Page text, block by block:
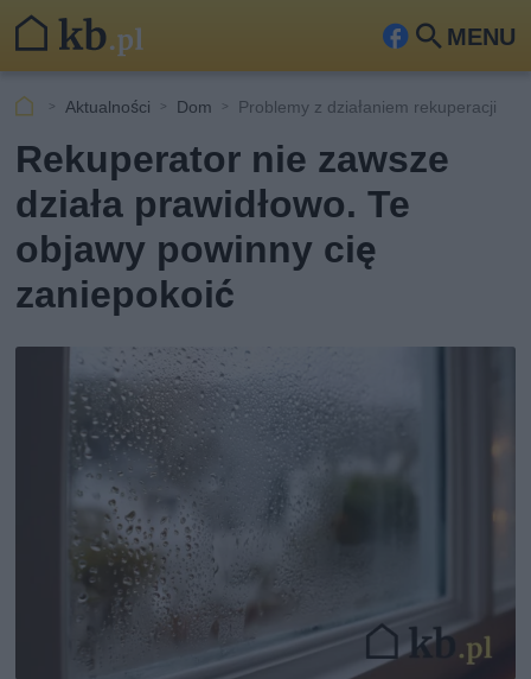
MENU
Fa
ook
Szu
kaj
Aktualności Dom Problemy z działaniem rekuperacji
Rekuperator nie zawsze
działa prawidłowo. Te
objawy powinny cię
zaniepokoić